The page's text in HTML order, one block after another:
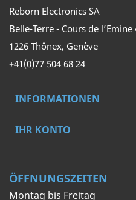
Reborn Electronics SA
Belle-Terre - Cours de l’Emine
1226 Thônex, Genève
+41(0)77 504 68 24
INFORMATIONEN
IHR KONTO
ÖFFNUNGSZEITEN
Montag bis Freitag